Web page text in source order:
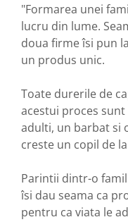
"Formarea unei
lucru din lume.
doua firme îsi pun
un produs unic.
Toate durerile de
acestui proces
adulti, un barbat si
creste un copil de
Parintii dintr-o
îsi dau seama ca
pentru ca viata le